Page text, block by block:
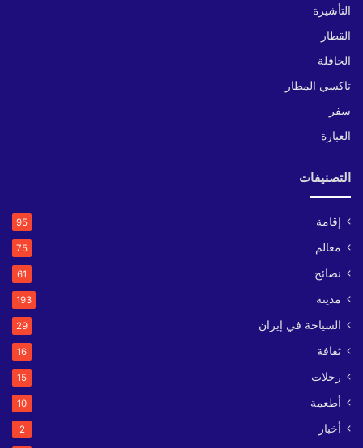
التأشيرة
القطار
الحافلة
تاكسي المطار
سفر
العبارة
التصنيفات
إقامة 95
معالم 75
نصائح 61
مدينة 193
السياحة في إيران 29
ثقافة 16
رحلات 15
أطعمة 10
أخبار 2